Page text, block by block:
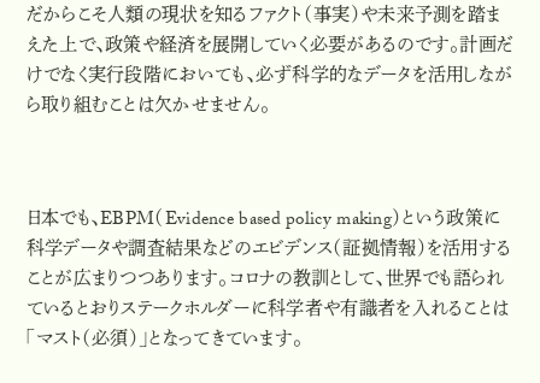
だからこそ人類の現状を知るファクト（事実）や未来予測を踏ま
えた上で、政策や経済を展開していく必要があるのです。計画だ
けでなく実行段階においても、必ず科学的なデータを活用しなが
ら取り組むことは欠かせません。
日本でも、EBPM（Evidence based policy making）という政策に
科学データや調査結果などのエビデンス（証拠情報）を活用する
ことが広まりつつあります。コロナの教訓として、世界でも語られ
ているとおりステークホルダーに科学者や有識者を入れることは
「マスト（必須）」となってきています。